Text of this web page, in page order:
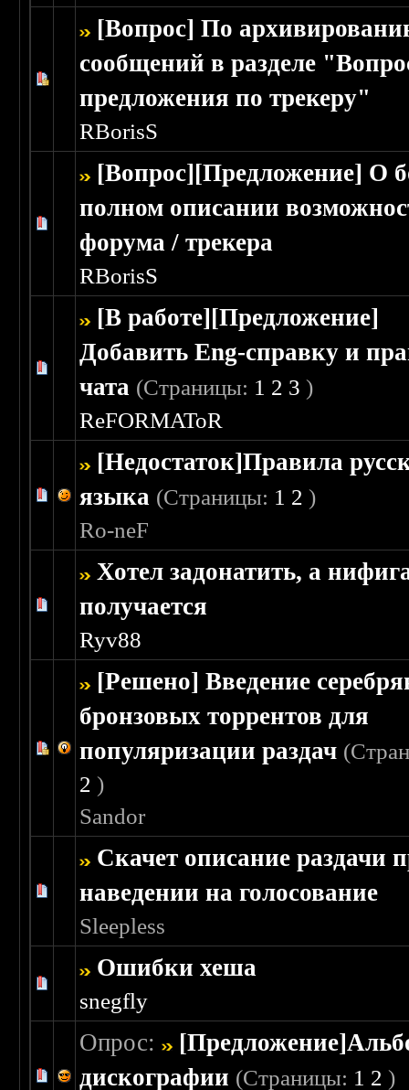
[Вопрос] По
сообщений в разделе
предложения по трекеру"
RBorisS
Голосов: 0 - Средняя оценка: 0 из 5
[Вопрос][Предложение] О
полном описании
форума / трекера
RBorisS
[В работе][Предложение]
Добавить Eng-справку и
чата (Страницы: 1 2 3 )
ReFORMAToR
Голосов: 0 - Средняя оценка: 0 из 5
[Недостаток]Правила
языка (Страницы: 1 2 )
Ro-neF
Голосов: 0 - Средняя оценка: 0 из 5
12345
Хотел задонатить, а
получается
Ryv88
Голосов: 0 - Средняя оценка: 0 из 5
12345
[Решено] Введение
бронзовых торрентов для
популяризации раздач
2 )
Sandor
Голосов: 1 - Средняя оценка: 4 из 5
12345
Скачет описание раздачи
наведении на голосование
Sleepless
Голосов: 0 - Средняя оценка: 0 из 5
12345
Ошибки хеша
snegfly
Опрос:
дискографии (Страницы: 1 2 )
Голосов: 0 - Средняя оценка: 0 из 5
123 45